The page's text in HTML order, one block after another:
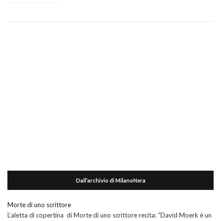
Dall’archivio di MilanoNera
Morte di uno scrittore
L’aletta di copertina di Morte di uno scrittore recita: “David Moerk è un